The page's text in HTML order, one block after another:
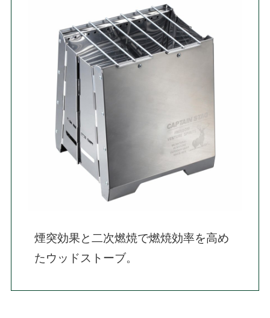
煙突効果と二次燃焼で燃焼効率を高め
たウッドストーブ。